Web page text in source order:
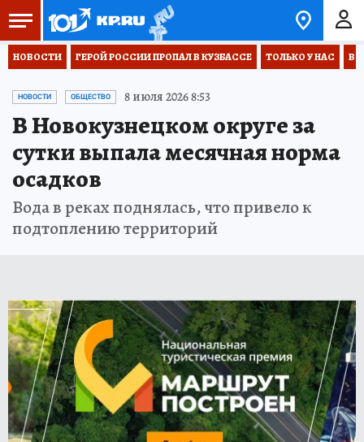
НОВОСТИ ГЕРОЙ РОССИИ ПРОПАЛ В КУЗБАССЕ ТОЛЬКО У НАС
НОВОСТИ ОБЩЕСТВО 8 июля 2026 8:53
В Новокузнецком округе за
сутки выпала месячная норма
осадков
Вода в реках поднялась, что привело к
подтоплению территорий